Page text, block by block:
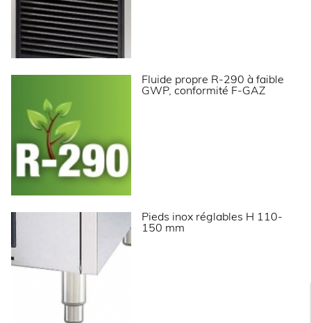
Poids brut (kg)
Informations complémentaires
Production de nuggets en continu.
Système à vis sans fin en inox poli.
Évaporateur en inox Aisi 304 avec isolation
polyuréthane.
Bloc motoréducteur très performant.
Roulement à bille en inox.
Carrosserie en acier inox Aisi 304 finition scotch
brite.
Réserve en ABS alimentaire avec angles arrondis
pour un nettoyage facilité.
Portillon isolé escamotable.
Interrupteur marche/arrêt avec voyant de
fonctionnement en façade.
Sonde pour arrêt automatique de la production
(réglable).
Condenseur refroidi par air (NB les condenseurs à
particulièrement chaude).
Fluide propre R-290 à faible
GWP, conformité F-GAZ
Pieds inox réglables H 110-
150 mm